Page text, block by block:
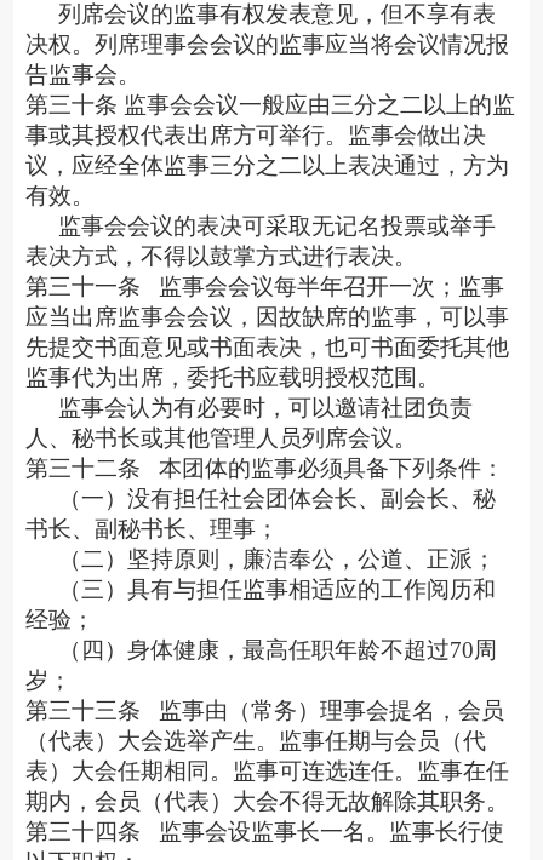
列席会议的监事有权发表意见，但不享有表
决权。列席理事会会议的监事应当将会议情况报
告监事会。
第三十条 监事会会议一般应由三分之二以上的监
事或其授权代表出席方可举行。监事会做出决
议，应经全体监事三分之二以上表决通过，方为
有效。
监事会会议的表决可采取无记名投票或举手
表决方式，不得以鼓掌方式进行表决。
第三十一条
监事会会议每半年召开一次；监事
应当出席监事会会议，因故缺席的监事，可以事
先提交书面意见或书面表决，也可书面委托其他
监事代为出席，委托书应载明授权范围。
监事会认为有必要时，可以邀请社团负责
人、秘书长或其他管理人员列席会议。
第三十二条
本团体的监事必须具备下列条件：
（一）没有担任社会团体会长、副会长、秘
书长、副秘书长、理事；
（二）坚持原则，廉洁奉公，公道、正派；
（三）具有与担任监事相适应的工作阅历和
经验；
（四）身体健康，最高任职年龄不超过70周
岁；
第三十三条
监事由（常务）理事会提名，会员
（代表）大会选举产生。监事任期与会员（代
表）大会任期相同。监事可连选连任。监事在任
期内，会员（代表）大会不得无故解除其职务。
第三十四条
监事会设监事长一名。监事长行使